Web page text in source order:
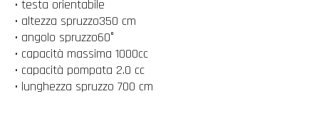
• testa orientabile
• altezza spruzzo350 cm
• angolo spruzzo60°
• capacità massima 1000cc
• capacità pompata 2.0 cc
• lunghezza spruzzo 700 cm